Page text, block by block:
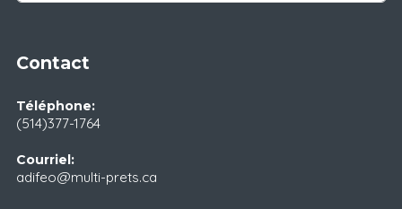
Contact
Téléphone:
(514)377-1764
Courriel:
adifeo@multi-prets.ca